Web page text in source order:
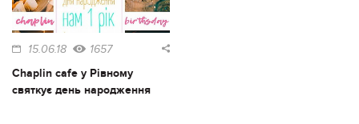
15.06.18 1657
Chaplin cafe у Рівному
святкує день народження